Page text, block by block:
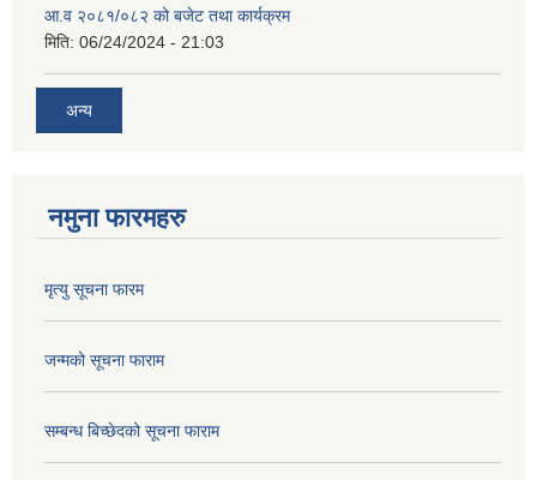
आ.व २०८१/०८२ को बजेट तथा कार्यक्रम
मिति: 06/24/2024 - 21:03
अन्य
नमुना फारमहरु
मृत्यु सूचना फारम
जन्मको सूचना फाराम
सम्बन्ध बिच्छेदको सूचना फाराम